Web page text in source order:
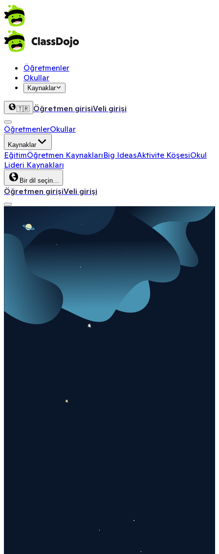
Öğretmenler
Okullar
Kaynaklar
🇹🇷 Öğretmen girişiVeli girişi
ÖğretmenlerOkullar
Kaynaklar
EğitimÖğretmen KaynaklarıBig IdeasAktivite KöşesiOkul
Lideri Kaynakları
Bir dil seçin…
Öğretmen girişiVeli girişi